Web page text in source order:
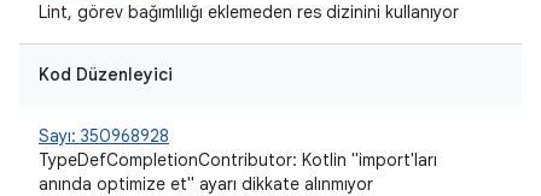
Lint, görev bağımlılığı eklemeden res dizinini kullanıyor
Kod Düzenleyici
Sayı: 350968928
TypeDefCompletionContributor: Kotlin "import'ları
anında optimize et" ayarı dikkate alınmıyor